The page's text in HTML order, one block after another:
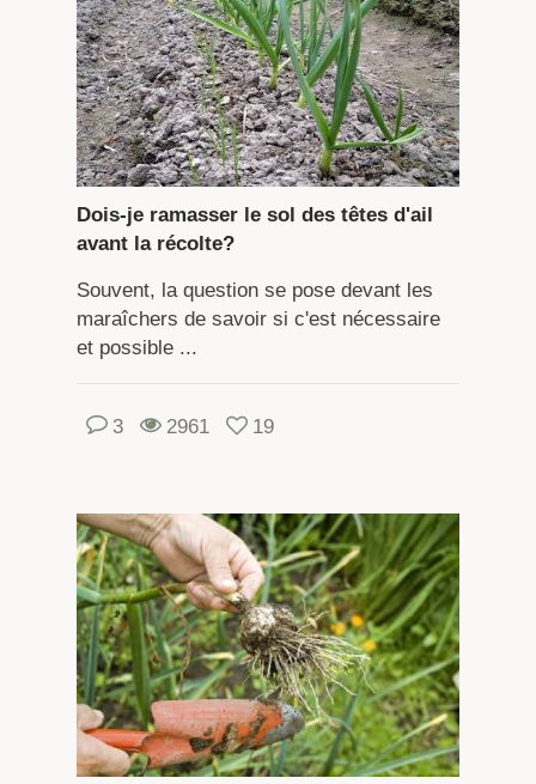
Dois-je ramasser le sol des têtes d'ail
avant la récolte?
Souvent, la question se pose devant les
maraîchers de savoir si c'est nécessaire
et possible ...
3 2961 19